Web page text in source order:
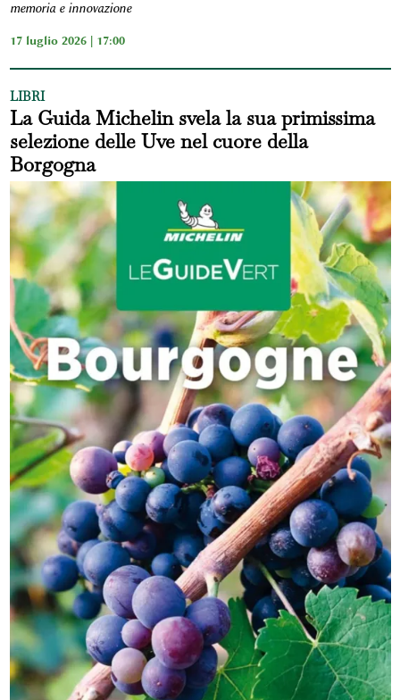
memoria e innovazione
17 luglio 2026 | 17:00
LIBRI
La Guida Michelin svela la sua primissima
selezione delle Uve nel cuore della
Borgogna